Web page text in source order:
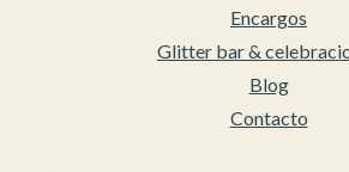
Encargos
Glitter bar &
Blog
Contacto